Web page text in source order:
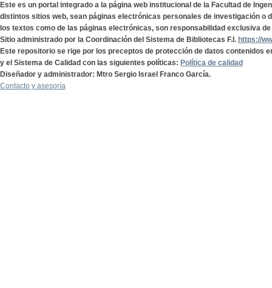
Este es un portal integrado a la página web institucional de la Facultad de
distintos sitios web, sean páginas electrónicas personales de investigación o
los textos como de las páginas electrónicas, son responsabilidad exclusiva
Sitio administrado por la Coordinación del Sistema de Bibliotecas F.I. https://
Este repositorio se rige por los preceptos de protección de datos contenidos
y el Sistema de Calidad con las siguientes políticas: Política de calidad
Diseñador y administrador: Mtro Sergio Israel Franco García.
Contacto y asesoría